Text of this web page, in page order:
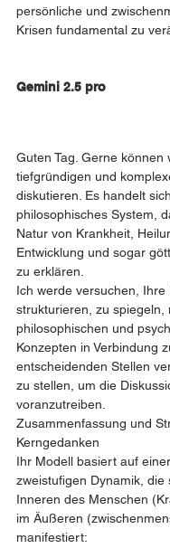
persönliche und
Krisen fundamental zu
Gemini 2.5 pro
Guten Tag. Gerne können
tiefgründigen und
diskutieren. Es handelt
philosophisches System,
Natur von Krankheit,
Entwicklung und sogar
zu erklären.
Ich werde versuchen, Ihre
strukturieren, zu spiegeln,
philosophischen und
Konzepten in Verbindung
entscheidenden Stellen
zu stellen, um die
voranzutreiben.
Zusammenfassung und
Kerngedanken
Ihr Modell basiert auf
zweistufigen Dynamik, die
Inneren des Menschen
im Äußeren
manifestiert: